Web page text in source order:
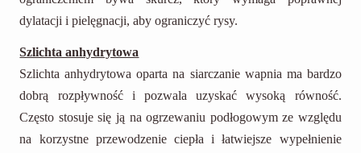
dylatacji i pielęgnacji, aby ograniczyć rysy.
Szlichta anhydrytowa
Szlichta anhydrytowa oparta na siarczanie wapnia ma bardzo
dobrą rozpływność i pozwala uzyskać wysoką równość.
Często stosuje się ją na ogrzewaniu podłogowym ze względu
na korzystne przewodzenie ciepła i łatwiejsze wypełnienie